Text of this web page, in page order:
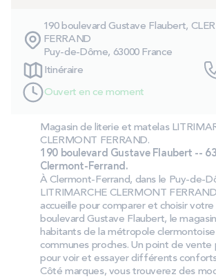
Technologie bultex
Nos engagements
190 boulevard Gustave Flaubert,
FERRAND
Puy-de-Dôme, 63000 France
Itinéraire
Ouvert en ce moment
Magasin de literie et matelas
CLERMONT FERRAND.
190 boulevard Gustave Flaubert --
Clermont-Ferrand.
À Clermont-Ferrand, dans le Puy-de-
LITRIMARCHE CLERMONT
accueille pour comparer et choisir votre
boulevard Gustave Flaubert, le
habitants de la métropole
communes proches. Un point de vente
pour voir et essayer différents
Côté marques, vous trouverez des